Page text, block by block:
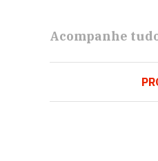
Acompanhe